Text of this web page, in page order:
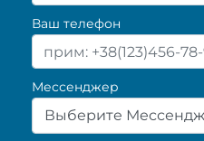
Ваш телефон
Мессенджер
Выберите